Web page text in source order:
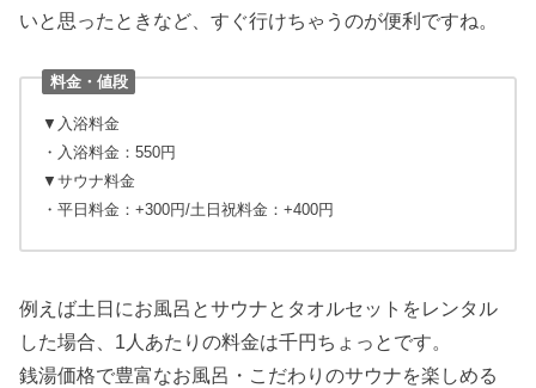
いと思ったときなど、すぐ行けちゃうのが便利ですね。
料金・値段
▼入浴料金
・入浴料金：550円
▼サウナ料金
・平日料金：+300円/土日祝料金：+400円
例えば土日にお風呂とサウナとタオルセットをレンタル
した場合、1人あたりの料金は千円ちょっとです。
銭湯価格で豊富なお風呂・こだわりのサウナを楽しめる